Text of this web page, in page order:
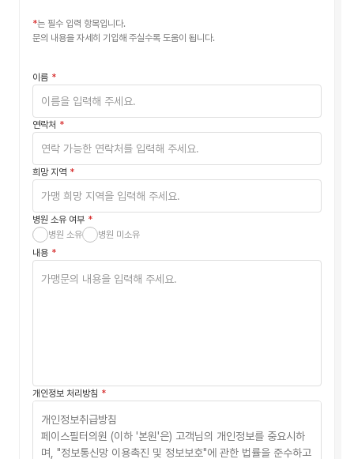
는 필수 입력 항목입니다.
문의 내용을 자세히 기입해 주실수록 도움이 됩니다.
이름
연락처
희망 지역
병원 소유 여부
병원 소유
병원 미소유
내용
개인정보 처리방침